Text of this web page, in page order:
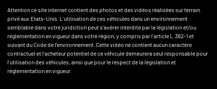
Attention ce site internet contient des photos et des vidéos réalisées sur terrain
privé aux Etats-Unis. L'utilisation de ces véhicules dans un environnement
semblable dans votre juridiction peut s'avérer interdite par la législation et/ou
réglementation en vigueur dans votre région, y compris par l'article L.362-1 et
suivant du Code de l'environnement. Cette vidéo ne contient aucun caractère
contractuel et l'acheteur potentiel de ce véhicule demeurera seul responsable pour
l'utilisation des véhicules, ainsi que pour le respect de la législation et
réglementation en vigueur.